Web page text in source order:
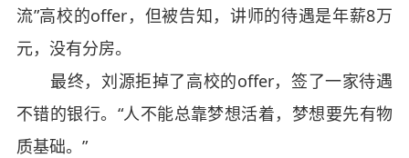
流”高校的offer，但被告知，讲师的待遇是年薪8万
元，没有分房。
最终，刘源拒掉了高校的offer，签了一家待遇
不错的银行。“人不能总靠梦想活着，梦想要先有物
质基础。”